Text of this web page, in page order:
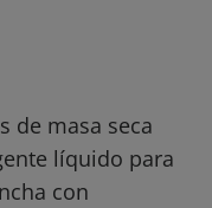
de masa seca
líquido para
con